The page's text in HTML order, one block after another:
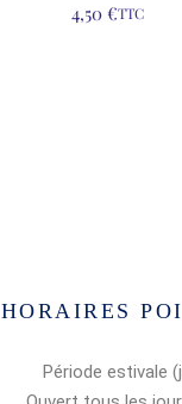
4,50 €TTC
HORAIRES
Période estivale